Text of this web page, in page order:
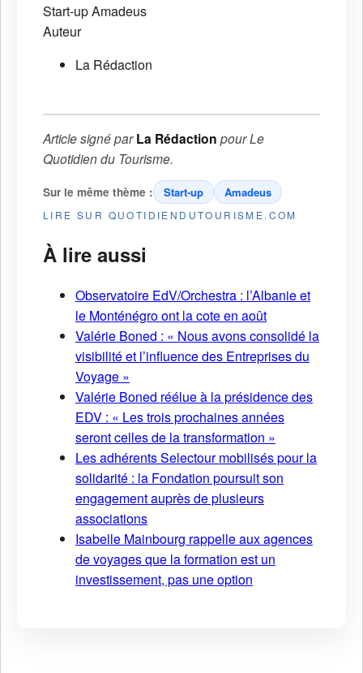
Start-upAmadeus
Auteur
La Rédaction
Article signé parLa Rédaction pourLe
Quotidien du Tourisme.
Sur le même thème : Start-up Amadeus
LIRE SUR QUOTIDIENDUTOURISME.COM
À lire aussi
Observatoire EdV/Orchestra : l’Albanie et
le Monténégro ont la cote en août
Valérie Boned : « Nous avons consolidé la
visibilité et l’influence des Entreprises du
Voyage »
Valérie Boned réélue à la présidence des
EDV : « Les trois prochaines années
seront celles de la transformation »
Les adhérents Selectour mobilisés pour la
solidarité : la Fondation poursuit son
engagement auprès de plusieurs
associations
Isabelle Mainbourg rappelle aux agences
de voyages que la formation est un
investissement, pas une option